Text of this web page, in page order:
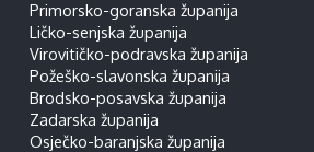
Primorsko-goranska županija
Ličko-senjska županija
Virovitičko-podravska županija
Požeško-slavonska županija
Brodsko-posavska županija
Zadarska županija
Osječko-baranjska županija